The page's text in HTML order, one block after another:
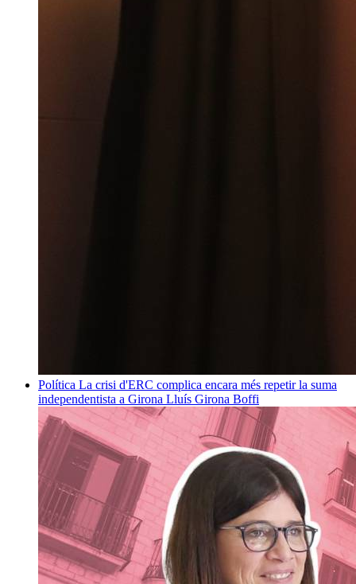
Política La crisi d'ERC complica encara més repetir la suma
independentista a Girona Lluís Girona Boffi